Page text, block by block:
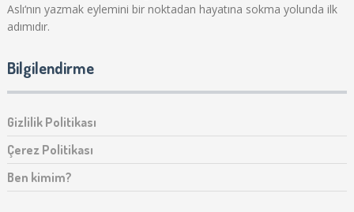
Aslı‘nın yazmak eylemini bir noktadan hayatına sokma yolunda ilk
adımıdır.
Bilgilendirme
Gizlilik Politikası
Çerez Politikası
Ben kimim?